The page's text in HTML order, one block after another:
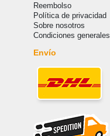
Reembolso
Política de privacidad
Sobre nosotros
Condiciones generales
Envío